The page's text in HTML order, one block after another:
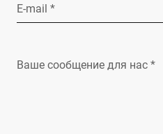
E-mail *
Ваше сообщение для нас *